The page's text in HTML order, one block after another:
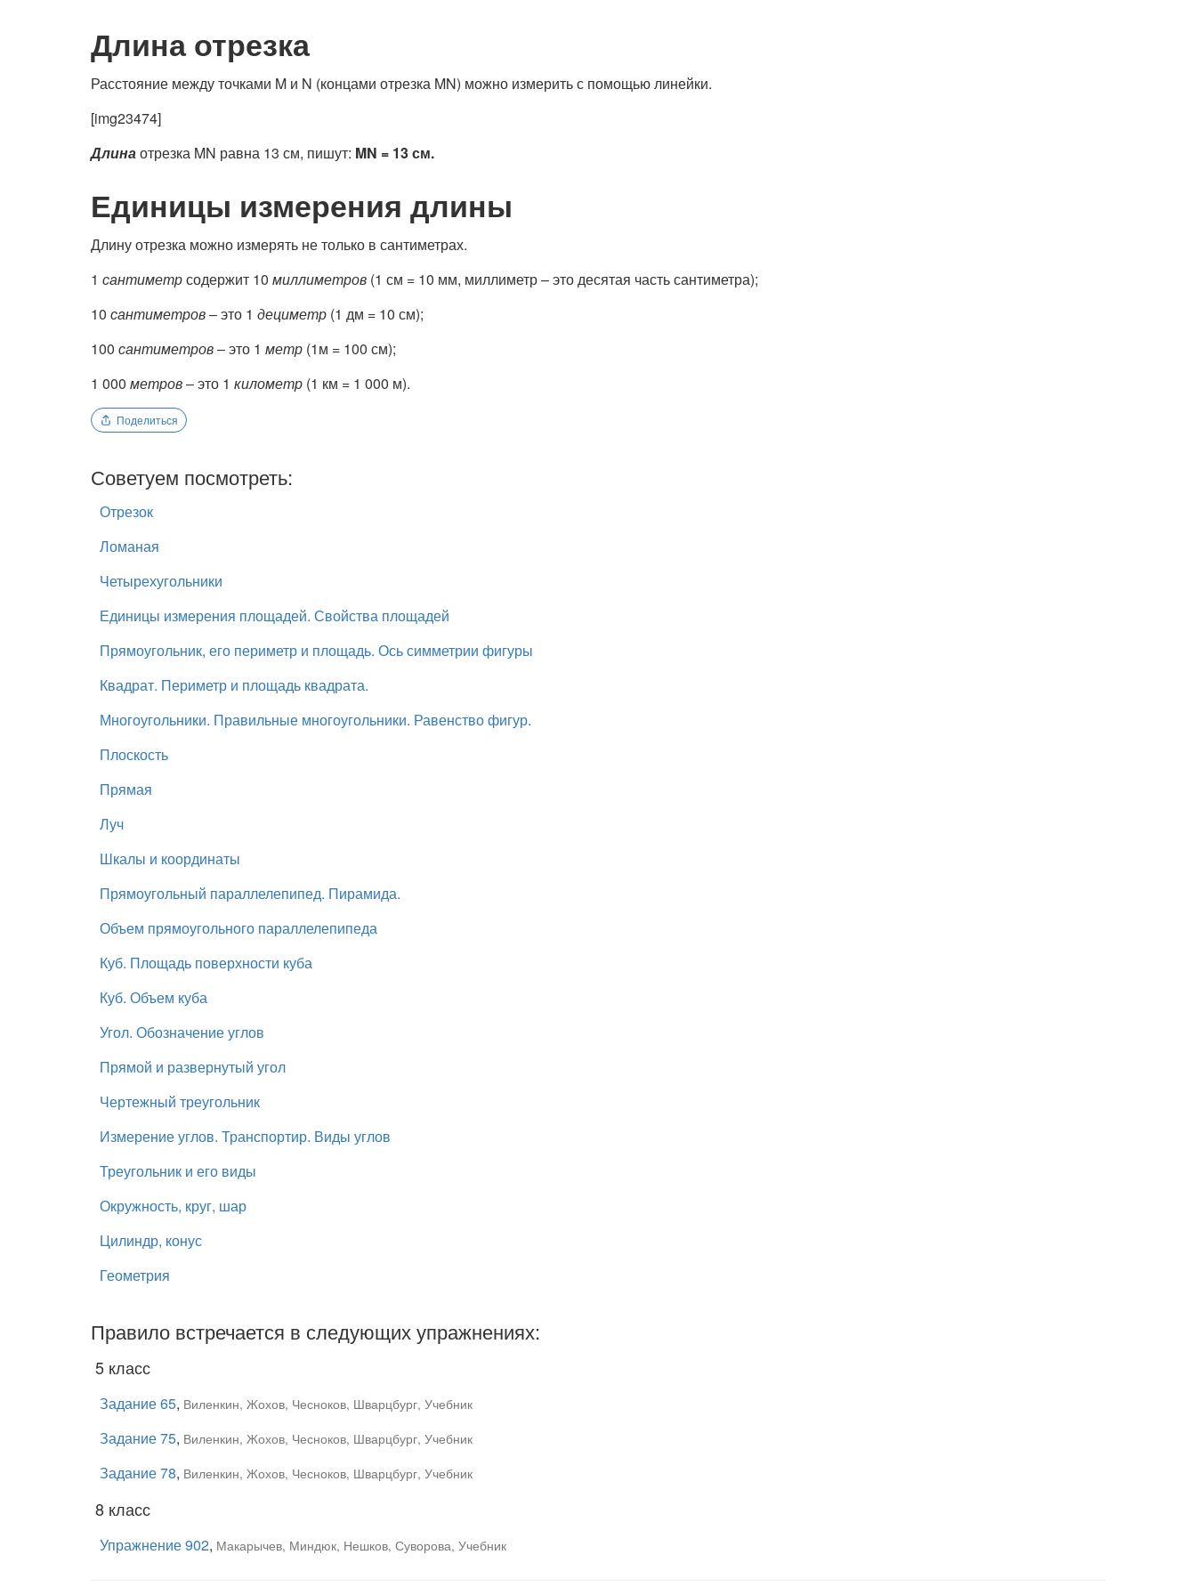
Длина отрезка
Расстояние между точками M и N (концами отрезка MN) можно измерить с помощью линейки.
[img23474]
Длинаотрезка MN равна 13 см, пишут: MN = 13 см.
Единицы измерения длины
Длину отрезка можно измерять не только в сантиметрах.
1 сантиметрсодержит 10 миллиметров (1 см = 10 мм, миллиметр – это десятая часть сантиметра);
10 сантиметров‒ это 1 дециметр (1 дм = 10 см);
100 сантиметров‒ это 1 метр (1м = 100 см);
1 000 метров‒ это 1 километр (1 км = 1 000 м).
Поделиться
Советуем посмотреть:
Отрезок
Ломаная
Четырехугольники
Единицы измерения площадей. Свойства площадей
Прямоугольник, его периметр и площадь. Ось симметрии фигуры
Квадрат. Периметр и площадь квадрата.
Многоугольники. Правильные многоугольники. Равенство фигур.
Плоскость
Прямая
Луч
Шкалы и координаты
Прямоугольный параллелепипед. Пирамида.
Объем прямоугольного параллелепипеда
Куб. Площадь поверхности куба
Куб. Объем куба
Угол. Обозначение углов
Прямой и развернутый угол
Чертежный треугольник
Измерение углов. Транспортир. Виды углов
Треугольник и его виды
Окружность, круг, шар
Цилиндр, конус
Геометрия
Правило встречается в следующих упражнениях:
5 класс
Задание 65, Виленкин, Жохов, Чесноков, Шварцбург, Учебник
Задание 75, Виленкин, Жохов, Чесноков, Шварцбург, Учебник
Задание 78, Виленкин, Жохов, Чесноков, Шварцбург, Учебник
8 класс
Упражнение 902, Макарычев, Миндюк, Нешков, Суворова, Учебник